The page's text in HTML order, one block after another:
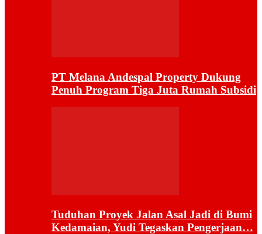
PT Melana Andespal Property Dukung
Penuh Program Tiga Juta Rumah Subsidi
Tuduhan Proyek Jalan Asal Jadi di Bumi
Kedamaian, Yudi Tegaskan Pengerjaan…